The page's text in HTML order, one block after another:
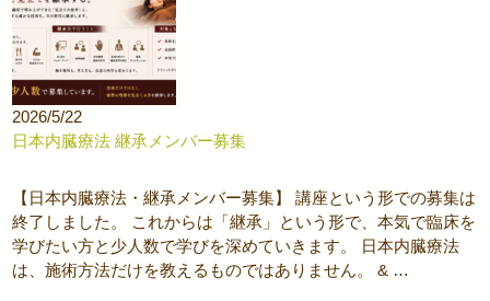
2026/5/22
日本内臓療法 継承メンバー募集
【日本内臓療法・継承メンバー募集】 講座という形での募集は
終了しました。 これからは「継承」という形で、本気で臨床を
学びたい方と少人数で学びを深めていきます。 日本内臓療法
は、施術方法だけを教えるものではありません。 & …